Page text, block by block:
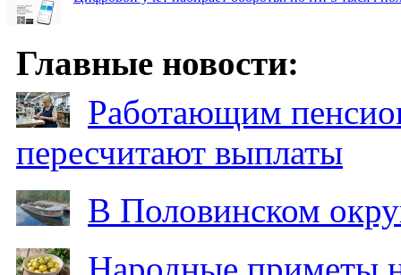
Главные новости:
Работающим
пересчитают выплаты
В Половинском